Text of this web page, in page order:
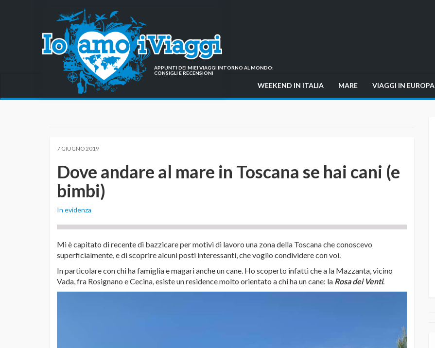
APPUNTI DEI MIEI VIAGGI INTORNO AL MONDO:
CONSIGLI E RECENSIONI
WEEKEND IN ITALIA MARE VIAGGI IN EUROPA
7 GIUGNO 2019
Dove andare al mare in Toscana se hai cani (e
bimbi)
In evidenza
Mi è capitato di recente di bazzicare per motivi di lavoro una zona della Toscana che conoscevo
superficialmente, e di scoprire alcuni posti interessanti, che voglio condividere con voi.
In particolare con chi ha famiglia e magari anche un cane. Ho scoperto infatti che a la Mazzanta, vicino
Vada, fra Rosignano e Cecina, esiste un residence molto orientato a chi ha un cane: la Rosa dei Venti.